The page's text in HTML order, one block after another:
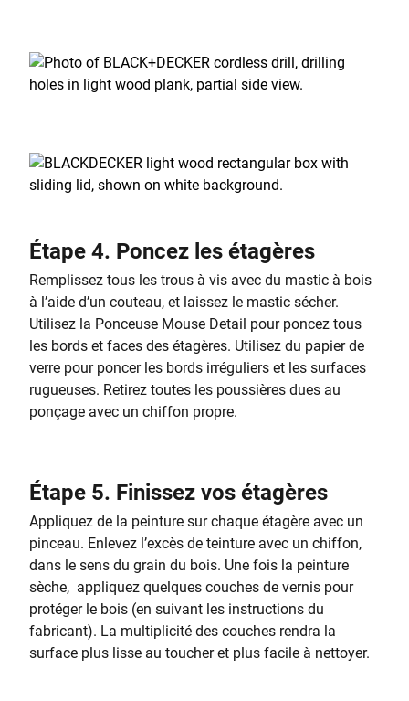
Étape 4. Poncez les étagères
Remplissez tous les trous à vis avec du mastic à bois
à l’aide d’un couteau, et laissez le mastic sécher.
Utilisez la Ponceuse Mouse Detail pour poncez tous
les bords et faces des étagères. Utilisez du papier de
verre pour poncer les bords irréguliers et les surfaces
rugueuses. Retirez toutes les poussières dues au
ponçage avec un chiffon propre.
Étape 5. Finissez vos étagères
Appliquez de la peinture sur chaque étagère avec un
pinceau. Enlevez l’excès de teinture avec un chiffon,
dans le sens du grain du bois. Une fois la peinture
sèche, appliquez quelques couches de vernis pour
protéger le bois (en suivant les instructions du
fabricant). La multiplicité des couches rendra la
surface plus lisse au toucher et plus facile à nettoyer.